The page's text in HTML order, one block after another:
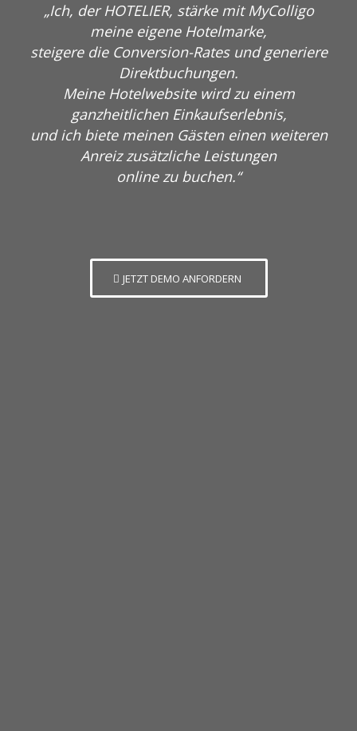
„Ich, der HOTELIER, stärke mit MyColligo
meine eigene Hotelmarke,
steigere die Conversion-Rates und generiere
Direktbuchungen.
Meine Hotelwebsite wird zu einem
ganzheitlichen Einkaufserlebnis,
und ich biete meinen Gästen einen weiteren
Anreiz zusätzliche Leistungen
online zu buchen.“
JETZT DEMO ANFORDERN